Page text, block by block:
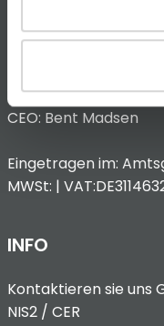
@:
Vertreten durch:
CEO: Bent Madsen
Eingetragen im:
MWSt: |
INFO
Kontaktieren sie uns
NIS2 / CER